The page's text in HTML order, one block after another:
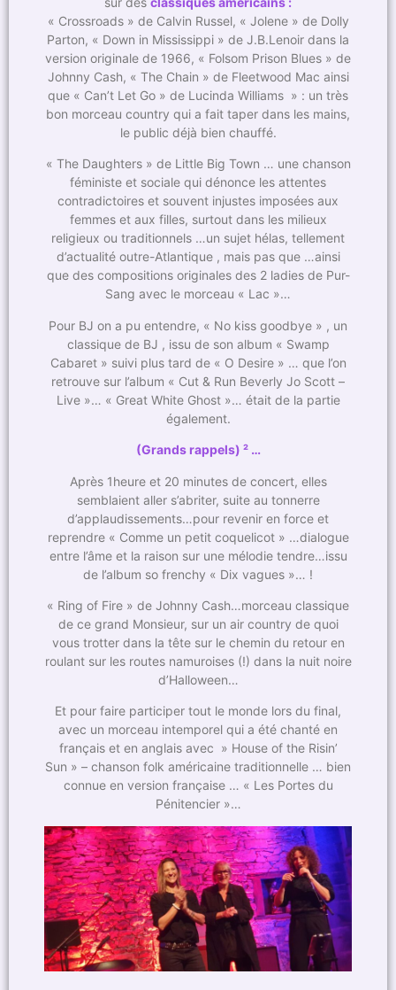
« Crossroads » de Calvin Russel, « Jolene » de Dolly
Parton, « Down in Mississippi » de J.B.Lenoir dans la
version originale de 1966, « Folsom Prison Blues » de
Johnny Cash, « The Chain » de Fleetwood Mac ainsi
que « Can’t Let Go » de Lucinda Williams » : un très
bon morceau country qui a fait taper dans les mains,
le public déjà bien chauffé.
« The Daughters » de Little Big Town … une chanson
féministe et sociale qui dénonce les attentes
contradictoires et souvent injustes imposées aux
femmes et aux filles, surtout dans les milieux
religieux ou traditionnels …un sujet hélas, tellement
d’actualité outre-Atlantique , mais pas que …ainsi
que des compositions originales des 2 ladies de Pur-
Sang avec le morceau « Lac »…
Pour BJ on a pu entendre, « No kiss goodbye » , un
classique de BJ , issu de son album « Swamp
Cabaret » suivi plus tard de « O Desire » … que l’on
retrouve sur l’album « Cut & Run Beverly Jo Scott –
Live »… « Great White Ghost »… était de la partie
également.
(Grands rappels) ² …
Après 1heure et 20 minutes de concert, elles
semblaient aller s’abriter, suite au tonnerre
d’applaudissements…pour revenir en force et
reprendre « Comme un petit coquelicot » …dialogue
entre l’âme et la raison sur une mélodie tendre…issu
de l’album so frenchy « Dix vagues »… !
« Ring of Fire » de Johnny Cash…morceau classique
de ce grand Monsieur, sur un air country de quoi
vous trotter dans la tête sur le chemin du retour en
roulant sur les routes namuroises (!) dans la nuit noire
d’Halloween…
Et pour faire participer tout le monde lors du final,
avec un morceau intemporel qui a été chanté en
français et en anglais avec » House of the Risin’
Sun » – chanson folk américaine traditionnelle … bien
connue en version française … « Les Portes du
Pénitencier »…